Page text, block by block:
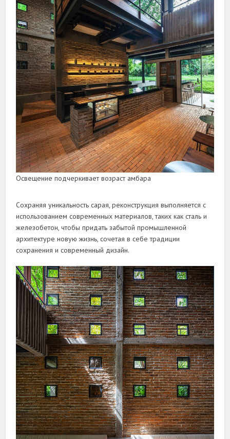
Освещение подчеркивает возраст амбара
Сохраняя уникальность сарая, реконструкция выполняется с
использованием современных материалов, таких как сталь и
железобетон, чтобы придать забытой промышленной
архитектуре новую жизнь, сочетая в себе традиции
сохранения и современный дизайн.